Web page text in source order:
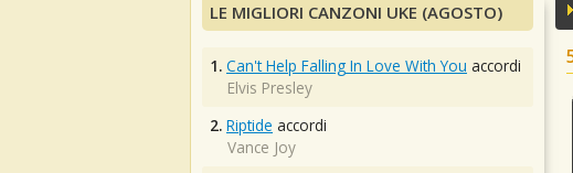
LE MIGLIORI CANZONI UKE (AGOSTO)
1. Can't Help Falling In Love With You accordi
Elvis Presley
2. Riptide accordi
Vance Joy